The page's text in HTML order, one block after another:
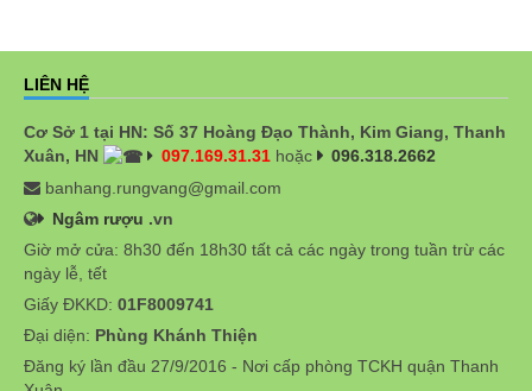
LIÊN HỆ
Cơ Sở 1 tại HN: Số 37 Hoàng Đạo Thành, Kim Giang, Thanh
Xuân, HN
097.169.31.31 hoặc
096.318.2662
banhang.rungvang@gmail.com
Ngâm rượu .vn
Giờ mở cửa: 8h30 đến 18h30 tất cả các ngày trong tuần trừ các
ngày lễ, tết
Giấy ĐKKD: 01F8009741
Đại diện: Phùng Khánh Thiện
Đăng ký lần đầu 27/9/2016 - Nơi cấp phòng TCKH quận Thanh